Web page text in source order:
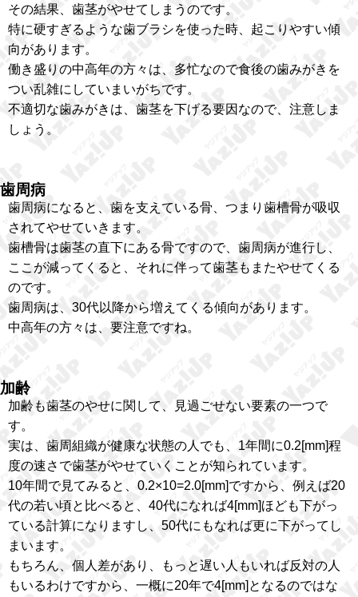
その結果、歯茎がやせてしまうのです。
特に硬すぎるような歯ブラシを使った時、起こりやすい傾
向があります。
働き盛りの中高年の方々は、多忙なので食後の歯みがきを
つい乱雑にしていまいがちです。
不適切な歯みがきは、歯茎を下げる要因なので、注意しま
しょう。
歯周病
歯周病になると、歯を支えている骨、つまり歯槽骨が吸収
されてやせていきます。
歯槽骨は歯茎の直下にある骨ですので、歯周病が進行し、
ここが減ってくると、それに伴って歯茎もまたやせてくる
のです。
歯周病は、30代以降から増えてくる傾向があります。
中高年の方々は、要注意ですね。
加齢
加齢も歯茎のやせに関して、見過ごせない要素の一つで
す。
実は、歯周組織が健康な状態の人でも、1年間に0.2[mm]程
度の速さで歯茎がやせていくことが知られています。
10年間で見てみると、0.2×10=2.0[mm]ですから、例えば20
代の若い頃と比べると、40代になれば4[mm]ほども下がっ
ている計算になりますし、50代にもなれば更に下がってし
まいます。
もちろん、個人差があり、もっと遅い人もいれば反対の人
もいるわけですから、一概に20年で4[mm]となるのではな